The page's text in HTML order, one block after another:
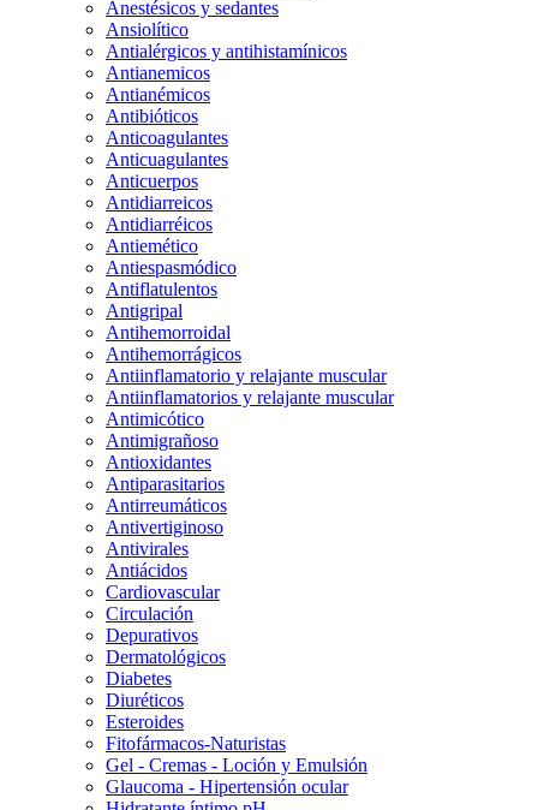
Anestésicos y sedantes
Ansiolítico
Antialérgicos y antihistamínicos
Antianemicos
Antianémicos
Antibióticos
Anticoagulantes
Anticuagulantes
Anticuerpos
Antidiarreicos
Antidiarréicos
Antiemético
Antiespasmódico
Antiflatulentos
Antigripal
Antihemorroidal
Antihemorrágicos
Antiinflamatorio y relajante muscular
Antiinflamatorios y relajante muscular
Antimicótico
Antimigrañoso
Antioxidantes
Antiparasitarios
Antirreumáticos
Antivertiginoso
Antivirales
Antiácidos
Cardiovascular
Circulación
Depurativos
Dermatológicos
Diabetes
Diuréticos
Esteroides
Fitofármacos-Naturistas
Gel - Cremas - Loción y Emulsión
Glaucoma - Hipertensión ocular